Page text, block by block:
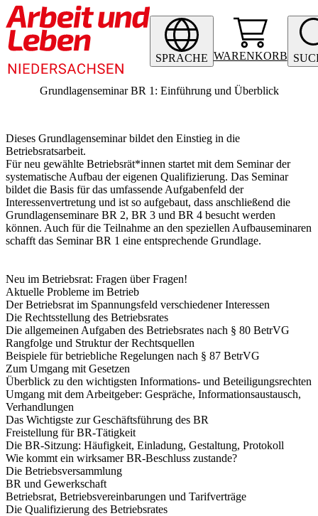
SPRACHE WARENKORB
Grundlagenseminar BR 1: Einführung und Überblick
Dieses Grundlagenseminar bildet den Einstieg in die
Betriebsratsarbeit.
Für neu gewählte Betriebsrät*innen startet mit dem Seminar der
systematische Aufbau der eigenen Qualifizierung. Das Seminar
bildet die Basis für das umfassende Aufgabenfeld der
Interessenvertretung und ist so aufgebaut, dass anschließend die
Grundlagenseminare BR 2, BR 3 und BR 4 besucht werden
können. Auch für die Teilnahme an den speziellen Aufbauseminaren
schafft das Seminar BR 1 eine entsprechende Grundlage.
Neu im Betriebsrat: Fragen über Fragen!
Aktuelle Probleme im Betrieb
Der Betriebsrat im Spannungsfeld verschiedener Interessen
Die Rechtsstellung des Betriebsrates
Die allgemeinen Aufgaben des Betriebsrates nach § 80 BetrVG
Rangfolge und Struktur der Rechtsquellen
Beispiele für betriebliche Regelungen nach § 87 BetrVG
Zum Umgang mit Gesetzen
Überblick zu den wichtigsten Informations- und Beteiligungsrechten
Umgang mit dem Arbeitgeber: Gespräche, Informationsaustausch,
Verhandlungen
Das Wichtigste zur Geschäftsführung des BR
Freistellung für BR-Tätigkeit
Die BR-Sitzung: Häufigkeit, Einladung, Gestaltung, Protokoll
Wie kommt ein wirksamer BR-Beschluss zustande?
Die Betriebsversammlung
BR und Gewerkschaft
Betriebsrat, Betriebsvereinbarungen und Tarifverträge
Die Qualifizierung des Betriebsrates